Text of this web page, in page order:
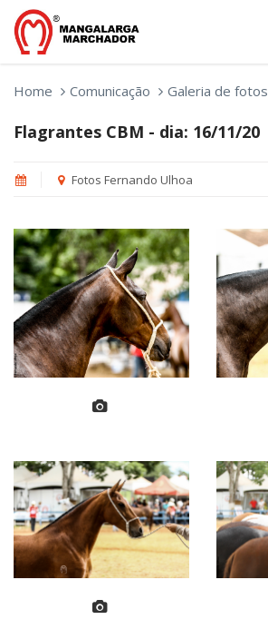
Home Comunicação Galeria de fotos
Flagrantes CBM - dia: 16/11/20
Fotos Fernando Ulhoa